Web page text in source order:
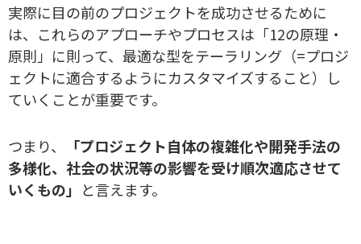
実際に目の前のプロジェクトを成功させるために
は、これらのアプローチやプロセスは「12の原理・
原則」に則って、最適な型をテーラリング（=プロジ
ェクトに適合するようにカスタマイズすること）し
ていくことが重要です。
つまり、
「プロジェクト自体の複雑化や開発手法の
多様化、社会の状況等の影響を受け順次適応させて
いくもの」 と言えます。